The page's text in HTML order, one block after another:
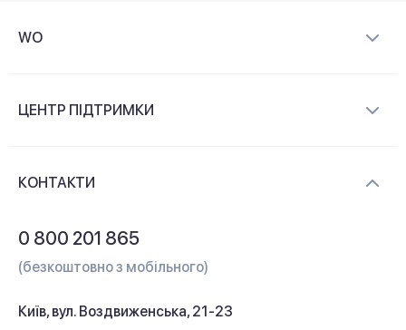
WO
Контакти
ЦЕНТР ПІДТРИМКИ
КОНТАКТИ
0 800 201 865
(безкоштовно з мобільного)
Київ, вул. Воздвиженська, 21-23